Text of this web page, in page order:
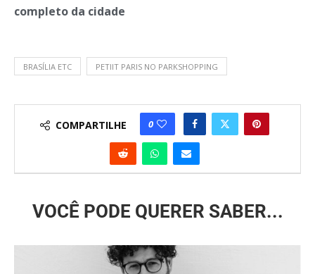
completo da cidade
BRASÍLIA ETC PETIIT PARIS NO PARKSHOPPING
COMPARTILHE 0
VOCÊ PODE QUERER SABER...